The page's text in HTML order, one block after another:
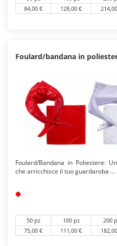
84,00 €
128,00 €
Foulard/bandana in
Foulard/Bandana in Poliestere:
che arricchisce il tuo guardaroba ...
50 pz 100 pz 200
75,00 €
111,00 €